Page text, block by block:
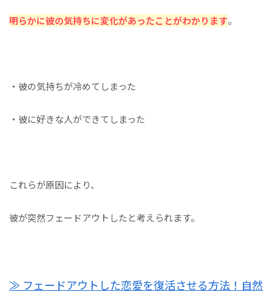
明らかに彼の気持ちに変化があったことがわかります。
・彼の気持ちが冷めてしまった
・彼に好きな人ができてしまった
これらが原因により、
彼が突然フェードアウトしたと考えられます。
≫ フェードアウトした恋愛を復活させる方法！自然